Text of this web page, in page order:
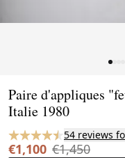
Paire d'appliques
Italie 1980
54 reviews
€1,100 €1,450